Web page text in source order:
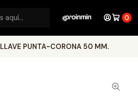
0
LLAVE PUNTA-CORONA 50 MM.